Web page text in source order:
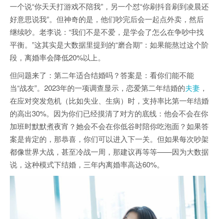
一个说“你天天打游戏不陪我”，另一个怼“你刷抖音刷到凌晨还
好意思说我”。但神奇的是，他们吵完后会一起点外卖，然后
继续吵。老李说：“我们不是不爱，是学会了怎么在争吵中找
平衡。”这其实是大数据里提到的“磨合期”：如果能熬过这个阶
段，离婚率会降低20%以上。
但问题来了：第二年适合结婚吗？答案是：看你们能不能
当“战友”。2023年的一项调查显示，恋爱第二年结婚的夫妻 ，
在应对突发危机（比如失业、生病）时，支持率比第一年结婚
的高出30%。因为你们已经摸清了对方的底线：他会不会在你
加班时默默煮夜宵？她会不会在你低谷时陪你吃泡面？如果答
案是肯定的，那恭喜，你们可以进入下一关。但如果每次吵架
都像世界大战，甚至冷战一周，那建议再等等——因为大数据
说，这种模式下结婚，三年内离婚率高达60%。